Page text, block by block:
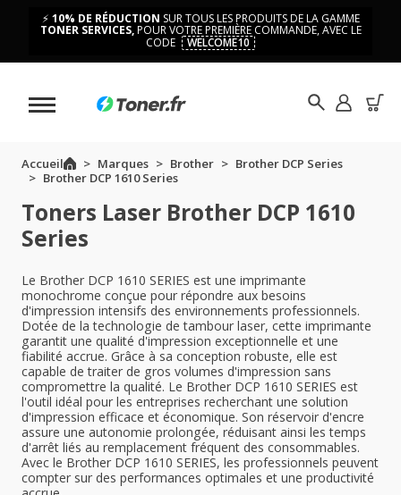
⚡ 10% DE RÉDUCTION SUR TOUS LES PRODUITS DE LA GAMME
TONER SERVICES,POUR VOTRE PREMIÈRE COMMANDE, AVEC LE
CODE
WELCOME10
Accueil Marques Brother
Brother DCP Series
Brother DCP 1610 Series
Toners Laser Brother DCP 1610
Series
Le Brother DCP 1610 SERIES est une imprimante
monochrome conçue pour répondre aux besoins
d'impression intensifs des environnements professionnels.
Dotée de la technologie de tambour laser, cette imprimante
garantit une qualité d'impression exceptionnelle et une
fiabilité accrue. Grâce à sa conception robuste, elle est
capable de traiter de gros volumes d'impression sans
compromettre la qualité. Le Brother DCP 1610 SERIES est
l'outil idéal pour les entreprises recherchant une solution
d'impression efficace et économique. Son réservoir d'encre
assure une autonomie prolongée, réduisant ainsi les temps
d'arrêt liés au remplacement fréquent des consommables.
Avec le Brother DCP 1610 SERIES, les professionnels peuvent
compter sur des performances optimales et une productivité